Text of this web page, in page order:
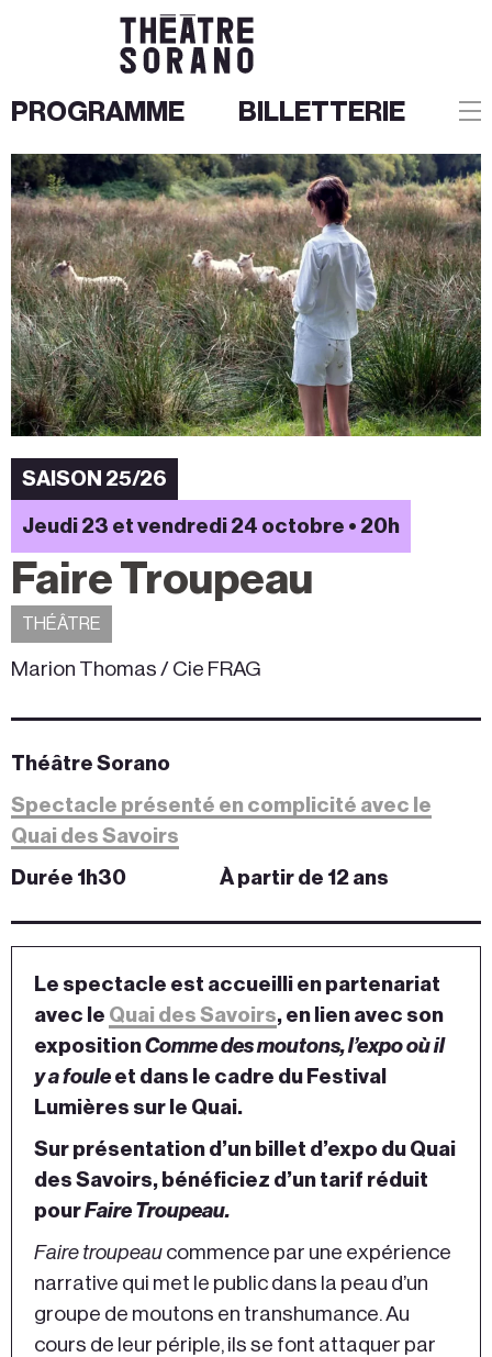
Aller
au
contenu
PROGRAMME BILLETTERIE
SAISON 25/26
Jeudi 23 et vendredi 24 octobre • 20h
Faire Troupeau
THÉÂTRE
Marion Thomas / Cie FRAG
Théâtre Sorano
Spectacle présenté en complicité avec le
Quai des Savoirs
Durée 1h30
À partir de 12 ans
Le spectacle est accueilli en partenariat
avec le Quai des Savoirs, en lien avec son
expositionComme des moutons, l’expo où il
y a foule et dans le cadre du Festival
Lumières sur le Quai.
Sur présentation d’un billet d’expo du Quai
des Savoirs, bénéficiez d’un tarif réduit
pourFaire Troupeau.
Faire troupeau commence par une expérience
narrative qui met le public dans la peau d’un
groupe de moutons en transhumance. Au
cours de leur périple, ils se font attaquer par